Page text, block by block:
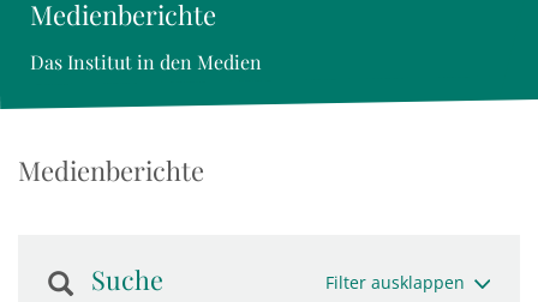
Medienberichte
Das Institut in den Medien
Medienberichte
Suche Filter ausklappen